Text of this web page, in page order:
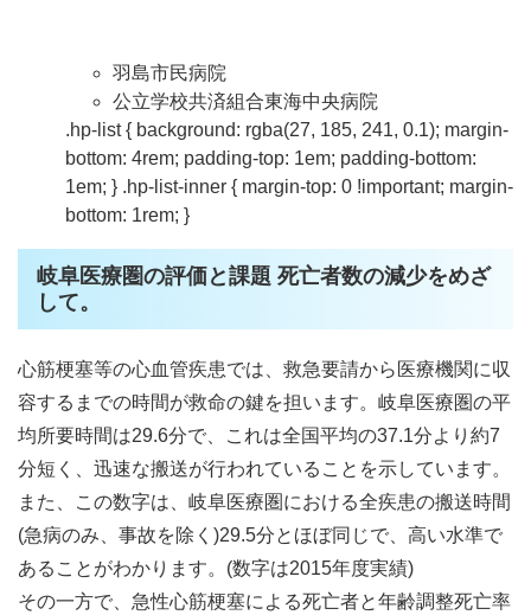
羽島市民病院
公立学校共済組合東海中央病院
.hp-list { background: rgba(27, 185, 241, 0.1); margin-
bottom: 4rem; padding-top: 1em; padding-bottom:
1em; } .hp-list-inner { margin-top: 0 !important; margin-
bottom: 1rem; }
岐阜医療圏の評価と課題 死亡者数の減少をめざ
して。
心筋梗塞等の心血管疾患では、救急要請から医療機関に収
容するまでの時間が救命の鍵を担います。岐阜医療圏の平
均所要時間は29.6分で、これは全国平均の37.1分より約7
分短く、迅速な搬送が行われていることを示しています。
また、この数字は、岐阜医療圏における全疾患の搬送時間
(急病のみ、事故を除く)29.5分とほぼ同じで、高い水準で
あることがわかります。(数字は2015年度実績)
その一方で、急性心筋梗塞による死亡者と年齢調整死亡率